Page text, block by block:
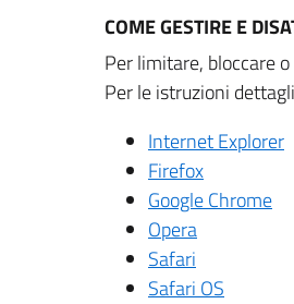
COME GESTIRE E
Per limitare, bloccare
Per le istruzioni
Internet Explorer
Firefox
Google Chrome
Opera
Safari
Safari OS